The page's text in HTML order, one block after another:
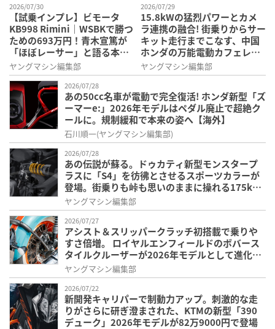
2026/07/30
【試乗インプレ】ビモータ
KB998 Rimini｜WSBKで勝つ
ための693万円！青木宣篤が
「ほぼレーサー」と語る本気
度とは
ヤングマシン編集部
2026/07/29
15.8kWの猛烈パワーとカメ
ラ連携の融合! 街乗りからサー
キット走行までこなす、中国
ホンダの万能電動カフェレー
サーが2026年モデルにアップ
デート【海外】
ヤングマシン編集部
2026/07/28
あの50cc名車が電動で完全復活! ホンダ新型「ズ
ーマーe:」2026年モデルはペダル廃止で超絶ク
ールに。規制緩和で本来の姿へ【海外】
石川順一(ヤングマシン編集部)
2026/07/28
あの伝説が蘇る。ドゥカティ新型モンスタープ
ラスに「S4」を彷彿とさせるスポーツカラーが
登場。街乗りも峠も思いのままに操れる175kg
の超軽量ボディ!
ヤングマシン編集部
2026/07/27
アシスト＆スリッパークラッチ初搭載で乗りや
すさ倍増。 ロイヤルエンフィールドのボバース
タイルクルーザーが2026年モデルとして進化
【ゴアン・クラシック350】
ヤングマシン編集部
2026/07/22
新開発キャリパーで制動力アップ。刺激的な走
りがさらに研ぎ澄まされた、KTMの新型「390
デューク」2026年モデルが82万9000円で登場